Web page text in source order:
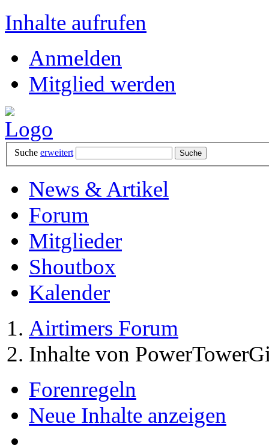
Inhalte aufrufen
Anmelden
Mitglied werden
Suche erweitert
News & Artikel
Forum
Mitglieder
Shoutbox
Kalender
Airtimers Forum
Inhalte von
Forenregeln
Neue Inhalte anzeigen